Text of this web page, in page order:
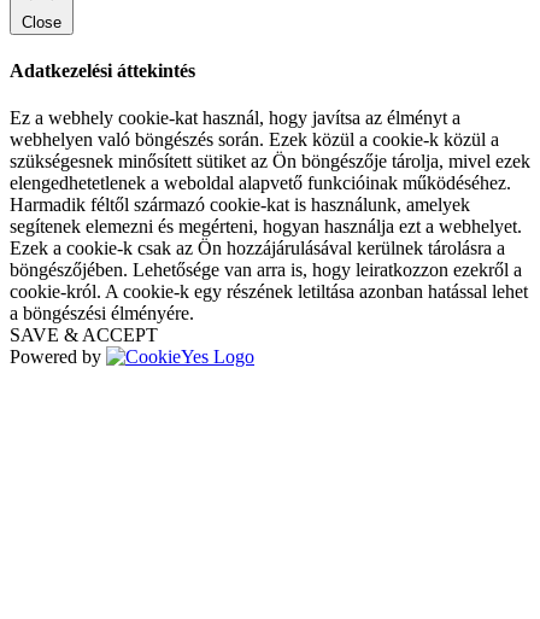
Close
Adatkezelési áttekintés
Ez a webhely cookie-kat használ, hogy javítsa az élményt a
webhelyen való böngészés során. Ezek közül a cookie-k közül a
szükségesnek minősített sütiket az Ön böngészője tárolja, mivel ezek
elengedhetetlenek a weboldal alapvető funkcióinak működéséhez.
Harmadik féltől származó cookie-kat is használunk, amelyek
segítenek elemezni és megérteni, hogyan használja ezt a webhelyet.
Ezek a cookie-k csak az Ön hozzájárulásával kerülnek tárolásra a
böngészőjében. Lehetősége van arra is, hogy leiratkozzon ezekről a
cookie-król. A cookie-k egy részének letiltása azonban hatással lehet
a böngészési élményére.
SAVE & ACCEPT
Powered by